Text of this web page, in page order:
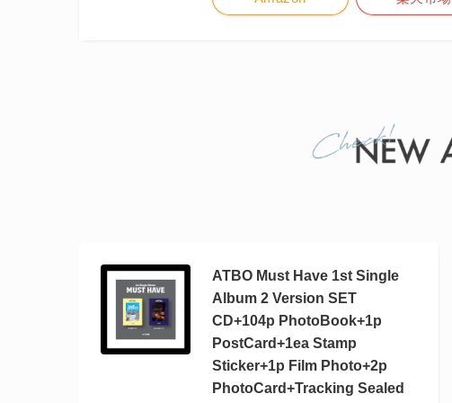
ATBO Must Have 1st Single
Album 2 Version SET
CD+104p PhotoBook+1p
PostCard+1ea Stamp
Sticker+1p Film Photo+2p
PhotoCard+Tracking Sealed